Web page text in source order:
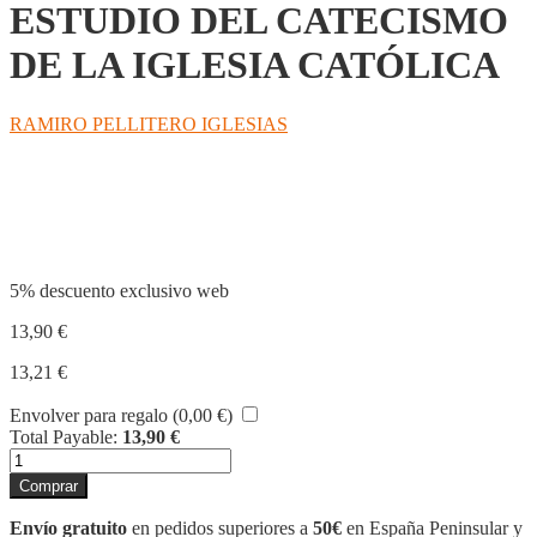
ESTUDIO DEL CATECISMO
DE LA IGLESIA CATÓLICA
RAMIRO PELLITERO IGLESIAS
5% descuento exclusivo web
13,90 €
13,21 €
Envolver para regalo (0,00 €)
Total Payable: 13,90 €
INTRODUCCIÓN
AL
ESTUDIO
DEL
Comprar
Envío gratuito en pedidos superiores a 50€ en España Peninsular y